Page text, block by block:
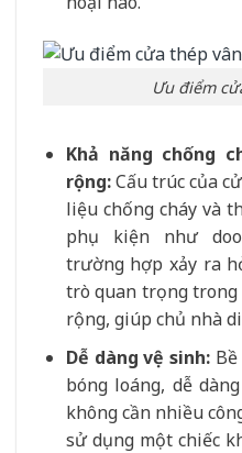
Ưu điểm
Khả năng chống
rộng:Cấu trúc của
liệu chống cháy và
phụ kiện như
trường hợp xảy ra
trò quan trọng
rộng, giúp chủ nhà
Dễ dàng vệ sinh:Bề
bóng loáng, dễ
không cần nhiều
sử dụng một chiếc